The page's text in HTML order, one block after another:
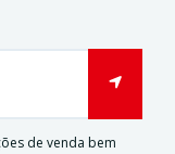
de venda bem